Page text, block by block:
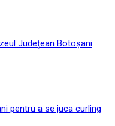
Județean Botoșani
pentru a se juca curling